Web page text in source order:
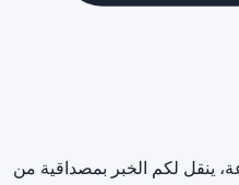
ينقل لكم الخبر بمصداقية من